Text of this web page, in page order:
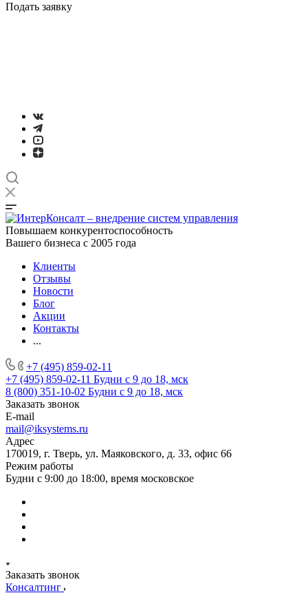
Подать заявку
Повышаем конкурентоспособность
Вашего бизнеса с 2005 года
Клиенты
Отзывы
Новости
Блог
Акции
Контакты
...
+7 (495) 859-02-11
+7 (495) 859-02-11 Будни с 9 до 18, мск
8 (800) 351-10-02 Будни с 9 до 18, мск
Заказать звонок
E-mail
mail@iksystems.ru
Адрес
170019, г. Тверь, ул. Маяковского, д. 33, офис 66
Режим работы
Будни с 9:00 до 18:00, время московское
Заказать звонок
Консалтинг